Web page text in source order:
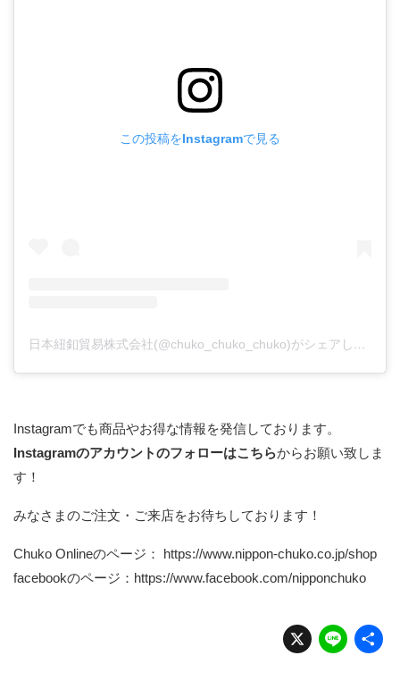
この投稿をInstagramで見る
日本紐釦貿易株式会社(@chuko_chuko_chuko)がシェアした投稿
Instagramでも商品やお得な情報を発信しております。
Instagramのアカウントのフォローはこちらからお願い致しま
す！
みなさまのご注文・ご来店をお待ちしております！
Chuko Onlineのページ：
https://www.nippon-chuko.co.jp/shop
facebookのページ： https://www.facebook.com/nipponchuko
X Li
n